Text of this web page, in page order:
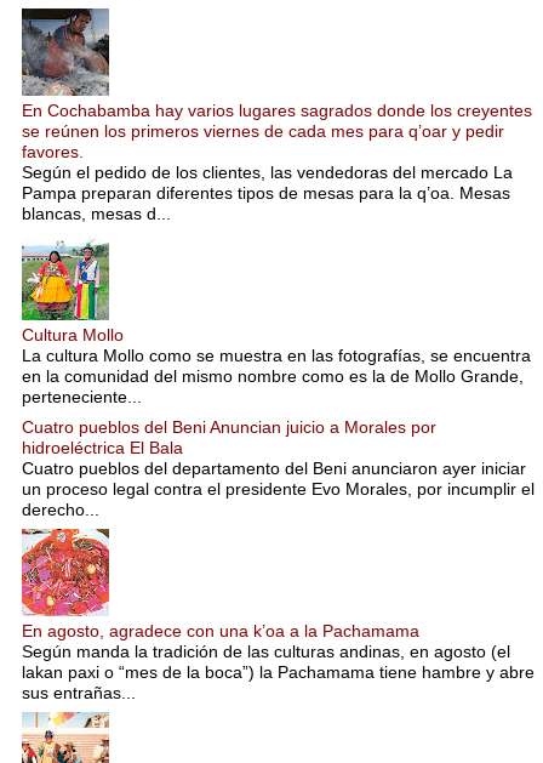
En Cochabamba hay varios lugares sagrados donde los creyentes
se reúnen los primeros viernes de cada mes para q’oar y pedir
favores.
Según el pedido de los clientes, las vendedoras del mercado La
Pampa preparan diferentes tipos de mesas para la q’oa. Mesas
blancas, mesas d...
Cultura Mollo
La cultura Mollo como se muestra en las fotografías, se encuentra
en la comunidad del mismo nombre como es la de Mollo Grande,
perteneciente...
Cuatro pueblos del Beni Anuncian juicio a Morales por
hidroeléctrica El Bala
Cuatro pueblos del departamento del Beni anunciaron ayer iniciar
un proceso legal contra el presidente Evo Morales, por incumplir el
derecho...
En agosto, agradece con una k’oa a la Pachamama
Según manda la tradición de las culturas andinas, en agosto (el
lakan paxi o “mes de la boca”) la Pachamama tiene hambre y abre
sus entrañas...